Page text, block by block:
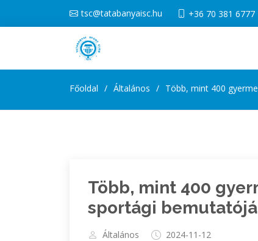
tsc@tatabanyaisc.hu +36 70 381 6777
Főoldal Általános Több, mint 400
Több, mint 400
sportági
Általános 2024-11-12